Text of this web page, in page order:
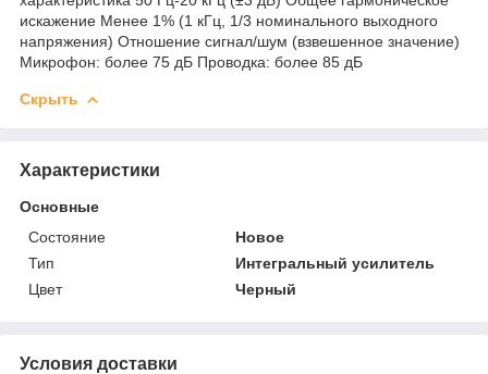
искажение Менее 1% (1 кГц, 1/3 номинального выходного
напряжения) Отношение сигнал/шум (взвешенное значение)
Микрофон: более 75 дБ Проводка: более 85 дБ
Скрыть
Характеристики
Основные
Состояние
Новое
Тип
Интегральный усилитель
Цвет
Черный
Условия доставки